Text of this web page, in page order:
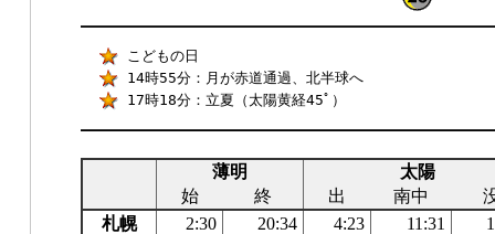
こどもの日
14時55分：月が赤道通過、北半球へ
17時18分：立夏（太陽黄経45ﾟ）
薄明
太陽
始
終 出 南中
札幌
2:30 20:34 4:23 11:31